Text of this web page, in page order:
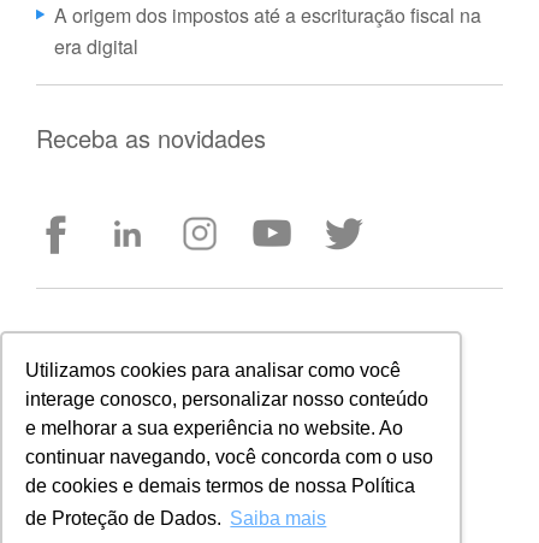
Utilizamos cookies para analisar como você
interage conosco, personalizar nosso conteúdo
e melhorar a sua experiência no website. Ao
continuar navegando, você concorda com o uso
de cookies e demais termos de nossa Política
de Proteção de Dados. Saiba mais
A origem dos impostos até a escrituração fiscal na
era digital
Receba as novidades
Entre em contato
betha.com.br
+55 48 3431-0733